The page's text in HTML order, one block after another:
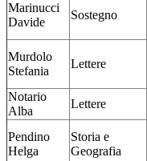
Marinucci
Davide
Sostegno
Murdolo
Stefania
Lettere
Notario
Alba
Lettere
Pendino
Helga
Storia e
Geografia